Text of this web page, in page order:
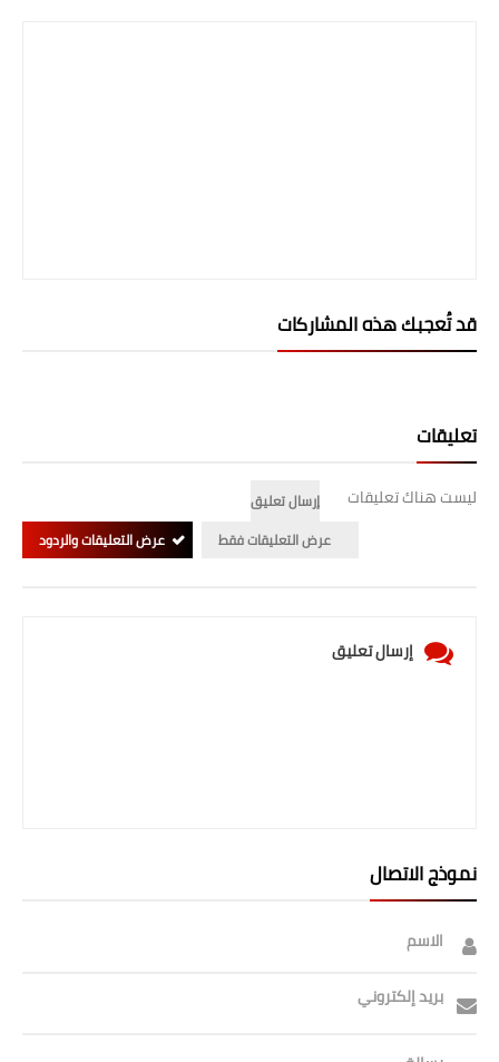
قد تُعجبك هذه المشاركات
تعليقات
ليست هناك تعليقات
إرسال تعليق
عرض التعليقات فقط
عرض التعليقات والردود
إرسال تعليق
نموذج الاتصال
الاسم
بريد إلكتروني